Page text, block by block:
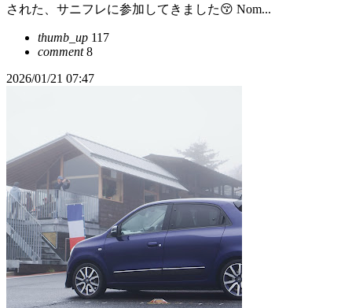
された、サニフレに参加してきました😚 Nom...
thumb_up 117
comment8
2026/01/21 07:47